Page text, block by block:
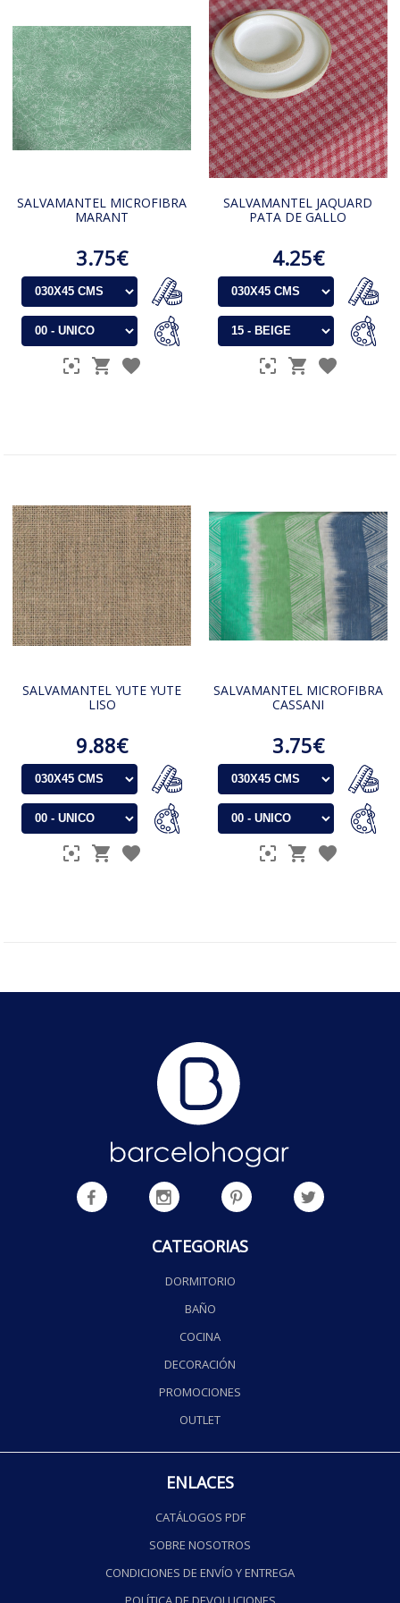
SALVAMANTEL MICROFIBRA
MARANT
3.75€
SALVAMANTEL JAQUARD
PATA DE GALLO
4.25€
SALVAMANTEL YUTE YUTE
LISO
9.88€
SALVAMANTEL MICROFIBRA
CASSANI
3.75€
CATEGORIAS
DORMITORIO
BAÑO
COCINA
DECORACIÓN
PROMOCIONES
OUTLET
ENLACES
CATÁLOGOS PDF
SOBRE NOSOTROS
CONDICIONES DE ENVÍO Y ENTREGA